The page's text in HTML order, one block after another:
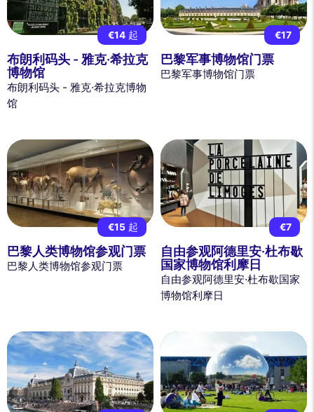
€14 起
布朗利码头 - 雅克·希拉克
博物馆
布朗利码头 - 雅克·希拉克博物
馆
€17
巴黎军事博物馆门票
巴黎军事博物馆门票
€15 起
巴黎人类博物馆参观门票
巴黎人类博物馆参观门票
€7
自由参观阿德里安·杜布歇
国家博物馆利摩日
自由参观阿德里安·杜布歇国家
博物馆利摩日